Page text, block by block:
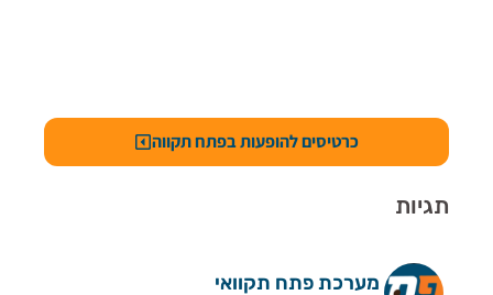
כרטיסים להופעות בפתח תקווה
תגיות
מערכת פתח תקוואי